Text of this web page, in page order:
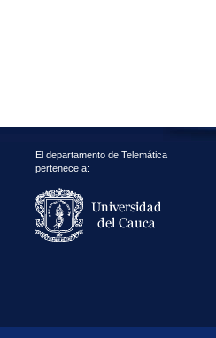
El departamento de Telemática
pertenece a: